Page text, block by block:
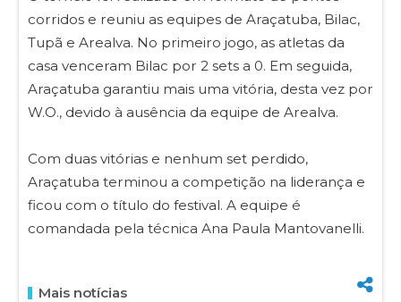
corridos e reuniu as equipes de Araçatuba, Bilac,
Tupã e Arealva. No primeiro jogo, as atletas da
casa venceram Bilac por 2 sets a 0. Em seguida,
Araçatuba garantiu mais uma vitória, desta vez por
W.O., devido à ausência da equipe de Arealva.
Com duas vitórias e nenhum set perdido,
Araçatuba terminou a competição na liderança e
ficou com o título do festival. A equipe é
comandada pela técnica Ana Paula Mantovanelli.
Mais notícias